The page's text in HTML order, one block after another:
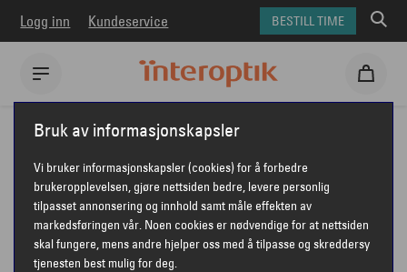
Logg inn Kundeservice BESTILL TIME
Interoptik Briller Moncler briller
MONCLER ME2029D
MONCLER
Bruk av informasjonskapsler
Vi bruker informasjonskapsler (cookies) for å forbedre
brukeropplevelsen, gjøre nettsiden bedre, levere personlig
tilpasset annonsering og innhold samt måle effekten av
markedsføringen vår. Noen cookies er nødvendige for at nettsiden
skal fungere, mens andre hjelper oss med å tilpasse og skreddersy
tjenesten best mulig for deg.